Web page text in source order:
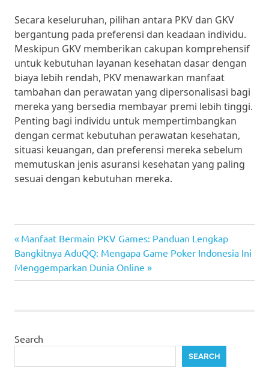
Secara keseluruhan, pilihan antara PKV dan GKV
bergantung pada preferensi dan keadaan individu.
Meskipun GKV memberikan cakupan komprehensif
untuk kebutuhan layanan kesehatan dasar dengan
biaya lebih rendah, PKV menawarkan manfaat
tambahan dan perawatan yang dipersonalisasi bagi
mereka yang bersedia membayar premi lebih tinggi.
Penting bagi individu untuk mempertimbangkan
dengan cermat kebutuhan perawatan kesehatan,
situasi keuangan, dan preferensi mereka sebelum
memutuskan jenis asuransi kesehatan yang paling
sesuai dengan kebutuhan mereka.
games
Post
navigation
Previous
Post:
Manfaat Bermain PKV Games: Panduan Lengkap
Next
Post:
Bangkitnya AduQQ: Mengapa Game Poker Indonesia Ini
Menggemparkan Dunia Online
Search
SEARCH